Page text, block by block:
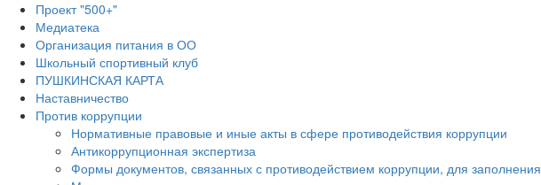
Проект "500+"
Медиатека
Организация питания в ОО
Школьный спортивный клуб
ПУШКИНСКАЯ КАРТА
Наставничество
Против коррупции
Нормативные правовые и иные акты в сфере противодействия коррупции
Антикоррупционная экспертиза
Формы документов, связанных с противодействием коррупции, для заполнения